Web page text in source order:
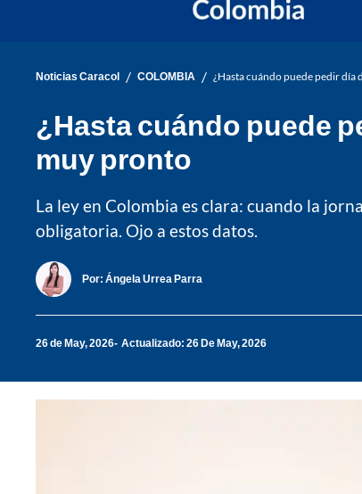
Noticias Caracol / COLOMBIA / ¿Hasta cuándo puede pedir día
¿Hasta cuándo puede
muy pronto
La ley en Colombia es clara: cuando la
obligatoria. Ojo a estos datos.
Por: Ángela Urrea Parra
26 de May, 2026 Actualizado: 26 De May, 2026